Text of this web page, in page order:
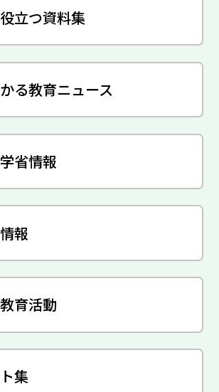
立つ資料集
る教育ニュース
省情報
報
育活動
集